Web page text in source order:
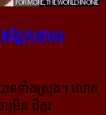
ភ្នែក​ទោល​
ានទាំងស្រុង។ លោក
ម្រើន ដ៏គួរ